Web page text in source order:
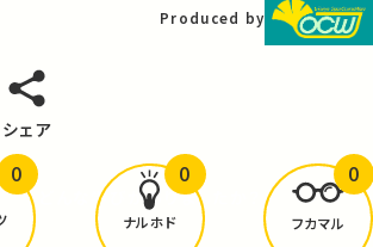
Produced by
シェア
どんな学びがありましたか？
0
ナルホド
0
フカマル
0